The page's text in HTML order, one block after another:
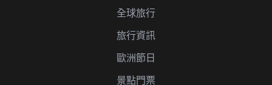
全球旅行
旅行資訊
歐洲節日
景點門票